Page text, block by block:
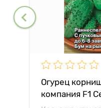
Огурец
компания F1